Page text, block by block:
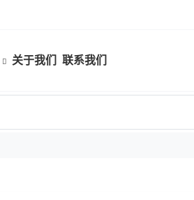
关于我们 联系我们